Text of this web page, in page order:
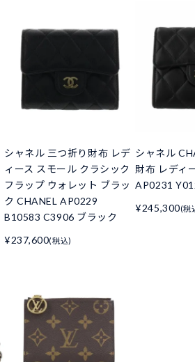
シャネル 三つ折り財布 レデ
ィース スモール クラシック
フラップ ウォレット ブラッ
ク CHANEL AP0229
B10583 C3906 ブラック
¥237,600(税込)
シャネル
財布 レディ
AP0231
¥245,300(税